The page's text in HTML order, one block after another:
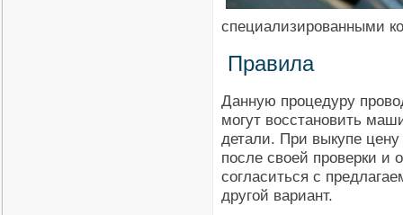
специализированными
Правила
Данную процедуру
могут восстановить
детали. При выкупе цену
после своей проверки и
согласиться с
другой вариант.